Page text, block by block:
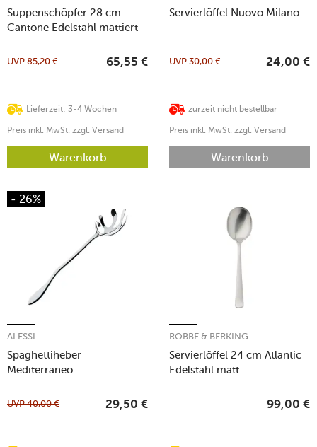
Suppenschöpfer 28 cm
Cantone Edelstahl mattiert
Lieferzeit: 3-4 Wochen
UVP85,20 € 65,55 €
Preis inkl. MwSt. zzgl. Versand
Warenkorb
Servierlöffel Nuovo Milano
zurzeit nicht bestellbar
UVP30,00 € 24,00 €
Preis inkl. MwSt. zzgl. Versand
Warenkorb
- 26%
Spaghettiheber
Mediterraneo
ALESSI
UVP40,00 € 29,50 €
Servierlöffel 24 cm Atlantic
Edelstahl matt
ROBBE & BERKING
99,00 €